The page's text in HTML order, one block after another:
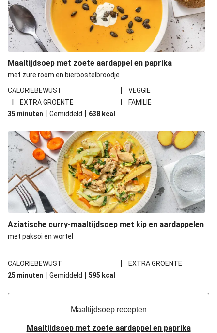
Maaltijdsoep met zoete aardappel en paprika
met zure room en bierbostelbroodje
CALORIEBEWUST
| VEGGIE
| EXTRA GROENTE |
FAMILIE
35 minuten | Gemiddeld | 638 kcal
Aziatische curry-maaltijdsoep met kip en aardappelen
met paksoi en wortel
CALORIEBEWUST |
EXTRA GROENTE
25 minuten | Gemiddeld | 595 kcal
Maaltijdsoep recepten
Maaltijdsoep met zoete aardappel en paprika